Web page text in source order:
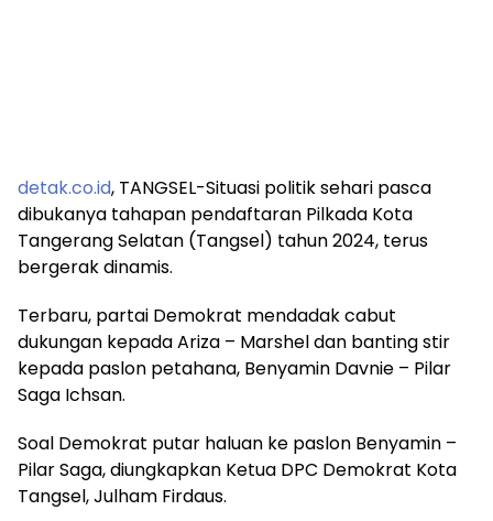
detak.co.id, TANGSEL-Situasi politik sehari pasca
dibukanya tahapan pendaftaran Pilkada Kota
Tangerang Selatan (Tangsel) tahun 2024, terus
bergerak dinamis.
Terbaru, partai Demokrat mendadak cabut
dukungan kepada Ariza – Marshel dan banting stir
kepada paslon petahana, Benyamin Davnie – Pilar
Saga Ichsan.
Soal Demokrat putar haluan ke paslon Benyamin –
Pilar Saga, diungkapkan Ketua DPC Demokrat Kota
Tangsel, Julham Firdaus.